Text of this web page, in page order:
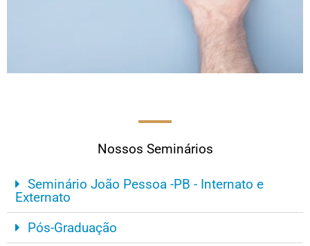
Nossos Seminários
Seminário João Pessoa -PB - Internato e
Externato
Pós-Graduação